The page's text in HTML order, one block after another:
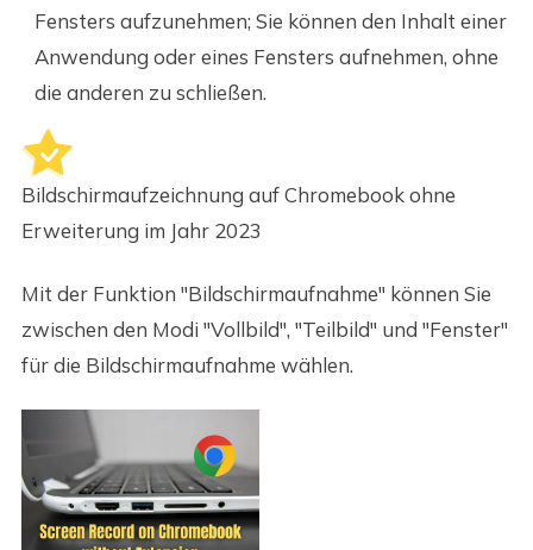
Fensters aufzunehmen; Sie können den Inhalt einer
Anwendung oder eines Fensters aufnehmen, ohne
die anderen zu schließen.
Bildschirmaufzeichnung auf Chromebook ohne
Erweiterung im Jahr 2023
Mit der Funktion "Bildschirmaufnahme" können Sie
zwischen den Modi "Vollbild", "Teilbild" und "Fenster"
für die Bildschirmaufnahme wählen.